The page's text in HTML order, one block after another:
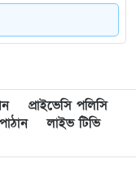
শোভাযাত্রা অনুষ্ঠিত,
সমর্থনে বিশাল
প্রতীক জনিই
প্রাইভেসি পলিসি
লাইভ টিভি